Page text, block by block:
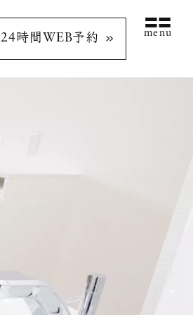
24時間WEB予約 menu